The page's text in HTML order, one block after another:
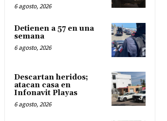
6 agosto, 2026
Detienen a 57 en una
semana
6 agosto, 2026
Descartan heridos;
atacan casa en
Infonavit Playas
6 agosto, 2026